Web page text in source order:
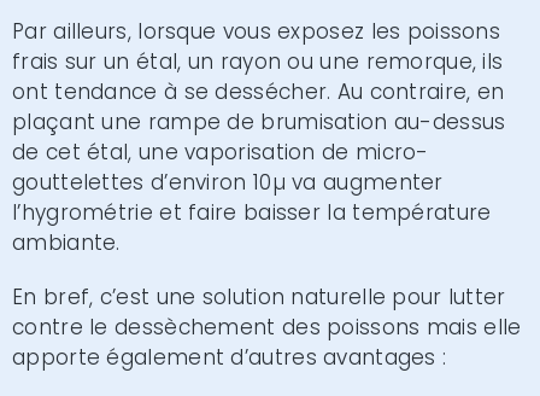
Par ailleurs, lorsque vous exposez les poissons
frais sur un étal, un rayon ou une remorque, ils
ont tendance à se dessécher. Au contraire, en
plaçant une rampe de brumisation au-dessus
de cet étal, une vaporisation de micro-
gouttelettes d’environ 10µ va augmenter
l’hygrométrie et faire baisser la température
ambiante.
En bref, c’est une solution naturelle pour lutter
contre le dessèchement des poissons mais elle
apporte également d’autres avantages :